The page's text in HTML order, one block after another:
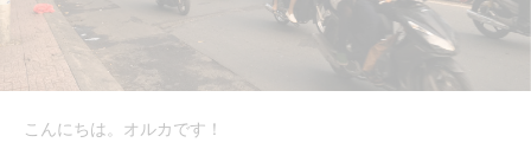
こんにちは。オルカです！